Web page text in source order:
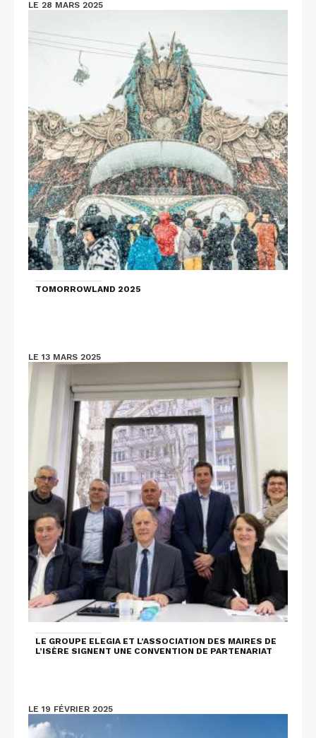
LE 28 MARS 2025
TOMORROWLAND 2025
LE 13 MARS 2025
LE GROUPE ELEGIA ET L’ASSOCIATION DES MAIRES DE
L’ISÈRE SIGNENT UNE CONVENTION DE PARTENARIAT
LE 19 FÉVRIER 2025